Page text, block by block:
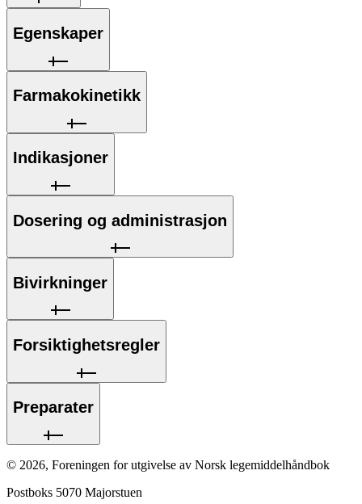
Egenskaper
Farmakokinetikk
Indikasjoner
Dosering og administrasjon
Bivirkninger
Forsiktighetsregler
Preparater
© 2026, Foreningen for utgivelse av Norsk legemiddelhåndbok
Postboks 5070 Majorstuen